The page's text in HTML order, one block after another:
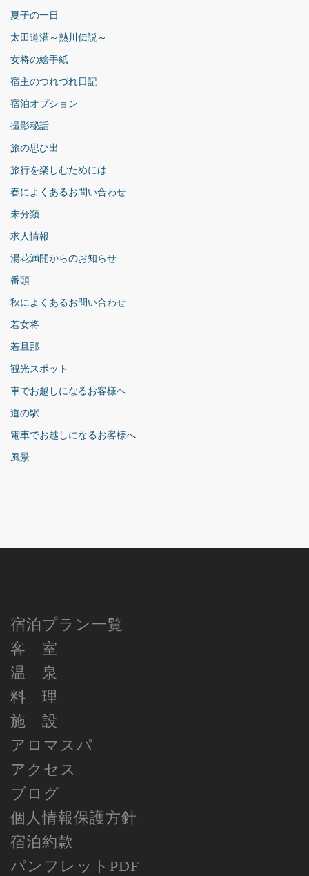
夏子の一日
太田道灌～熱川伝説～
女将の絵手紙
宿主のつれづれ日記
宿泊オプション
撮影秘話
旅の思ひ出
旅行を楽しむためには…
春によくあるお問い合わせ
未分類
求人情報
湯花満開からのお知らせ
番頭
秋によくあるお問い合わせ
若女将
若旦那
観光スポット
車でお越しになるお客様へ
道の駅
電車でお越しになるお客様へ
風景
宿泊プラン一覧
客 室
温 泉
料 理
施 設
アロマスパ
アクセス
ブログ
個人情報保護方針
宿泊約款
パンフレットPDF